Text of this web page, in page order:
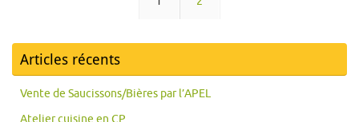
Articles récents
Vente de Saucissons/Bières par l’APEL